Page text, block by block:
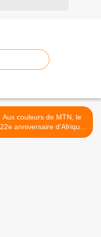
Aux couleurs de MTN, le
22e anniversaire d'Afrique
du Sud est célébré à